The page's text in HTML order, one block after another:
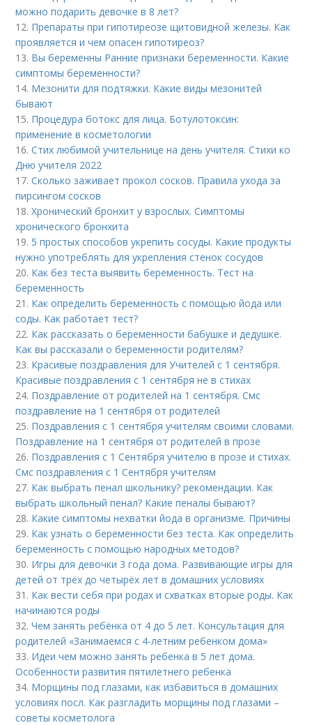
можно подарить девочке в 8 лет?
12. Препараты при гипотиреозе щитовидной железы. Как
проявляется и чем опасен гипотиреоз?
13. Вы беременны Ранние признаки беременности. Какие
симптомы беременности?
14. Мезонити для подтяжки. Какие виды мезонитей
бывают
15. Процедура ботокс для лица. Ботулотоксин:
применение в косметологии
16.Стих любимой учительнице на день учителя. Стихи ко
Дню учителя 2022
17.Сколько заживает прокол сосков. Правила ухода за
пирсингом сосков
18.Хронический бронхит у взрослых. Симптомы
хронического бронхита
19. 5 простых способов укрепить сосуды. Какие продукты
нужно употреблять для укрепления стенок сосудов
20. Как без теста выявить беременность. Тест на
беременность
21. Как определить беременность с помощью йода или
соды. Как работает тест?
22. Как рассказать о беременности бабушке и дедушке.
Как вы рассказали о беременности родителям?
23. Красивые поздравления для Учителей с 1 сентября.
Красивые поздравления с 1 сентября не в стихах
24. Поздравление от родителей на 1 сентября. Смс
поздравление на 1 сентября от родителей
25. Поздравления с 1 сентября учителям своими словами.
Поздравление на 1 сентября от родителей в прозе
26. Поздравления с 1 Сентября учителю в прозе и стихах.
Смс поздравления с 1 Сентября учителям
27. Как выбрать пенал школьнику? рекомендации. Как
выбрать школьный пенал? Какие пеналы бывают?
28. Какие симптомы нехватки йода в организме. Причины
29. Как узнать о беременности без теста. Как определить
беременность с помощью народных методов?
30. Игры для девочки 3 года дома. Развивающие игры для
детей от трёх до четырёх лет в домашних условиях
31. Как вести себя при родах и схватках вторые роды. Как
начинаются роды
32.Чем занять ребёнка от 4 до 5 лет. Консультация для
родителей «Занимаемся с 4-летним ребенком дома»
33. Идеи чем можно занять ребенка в 5 лет дома.
Особенности развития пятилетнего ребенка
34. Морщины под глазами, как избавиться в домашних
условиях посл. Как разгладить морщины под глазами –
советы косметолога